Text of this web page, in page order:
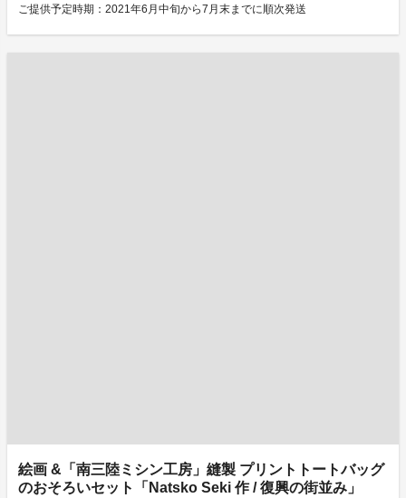
ご提供予定時期：2021年6月中旬から7月末までに順次発送
絵画 &「南三陸ミシン工房」縫製 プリントトートバッグ
のおそろいセット「Natsko Seki 作 / 復興の街並み」